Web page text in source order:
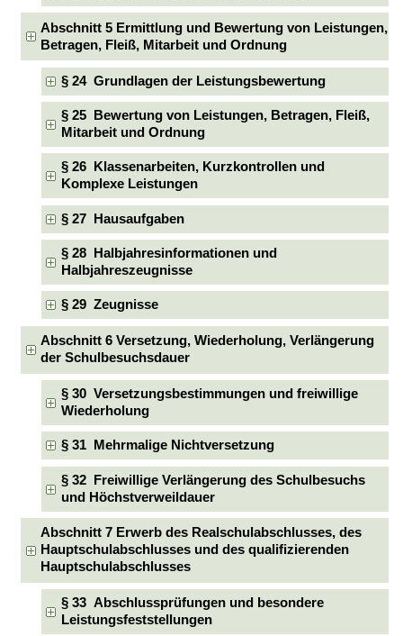
Abschnitt 5 Ermittlung und Bewertung von Leistungen,
Betragen, Fleiß, Mitarbeit und Ordnung
§ 24 Grundlagen der Leistungsbewertung
§ 25 Bewertung von Leistungen, Betragen, Fleiß,
Mitarbeit und Ordnung
§ 26 Klassenarbeiten, Kurzkontrollen und
Komplexe Leistungen
§ 27 Hausaufgaben
§ 28 Halbjahresinformationen und
Halbjahreszeugnisse
§ 29 Zeugnisse
Abschnitt 6 Versetzung, Wiederholung, Verlängerung
der Schulbesuchsdauer
§ 30 Versetzungsbestimmungen und freiwillige
Wiederholung
§ 31 Mehrmalige Nichtversetzung
§ 32 Freiwillige Verlängerung des Schulbesuchs
und Höchstverweildauer
Abschnitt 7 Erwerb des Realschulabschlusses, des
Hauptschulabschlusses und des qualifizierenden
Hauptschulabschlusses
§ 33 Abschlussprüfungen und besondere
Leistungsfeststellungen